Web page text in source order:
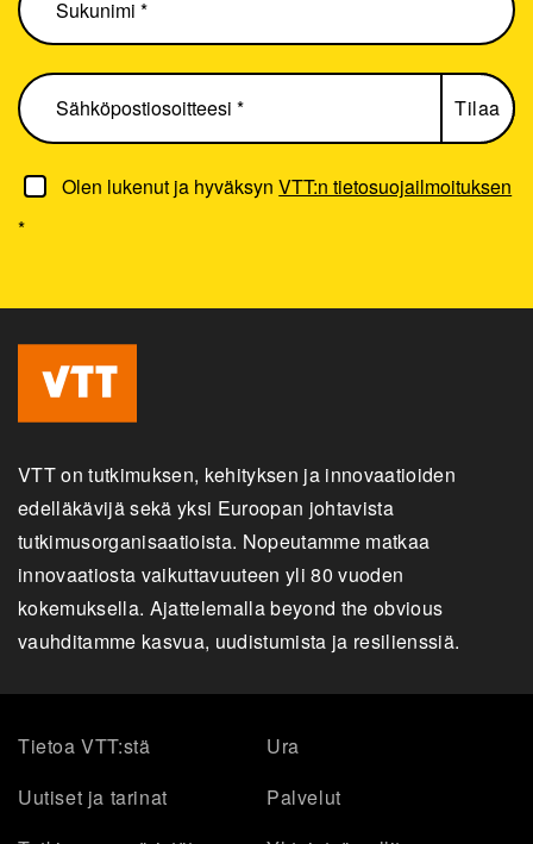
Olen lukenut ja hyväksynVTT:n tietosuojailmoituksen
*
VTT on tutkimuksen, kehityksen ja innovaatioiden
edelläkävijä sekä yksi Euroopan johtavista
tutkimusorganisaatioista. Nopeutamme matkaa
innovaatiosta vaikuttavuuteen yli 80 vuoden
kokemuksella. Ajattelemalla beyond the obvious
vauhditamme kasvua, uudistumista ja resilienssiä.
Tietoa VTT:stä
Ura
Uutiset ja tarinat
Palvelut